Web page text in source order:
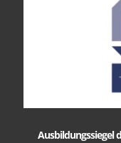
Ausbildungssiegel